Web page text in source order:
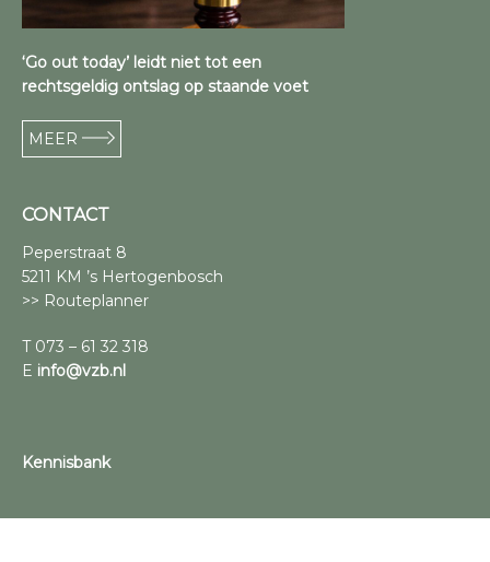
‘Go out today’ leidt niet tot een
rechtsgeldig ontslag op staande voet
MEER
CONTACT
Peperstraat 8
5211 KM ’s Hertogenbosch
>> Routeplanner
T 073 – 61 32 318
E info@vzb.nl
Kennisbank